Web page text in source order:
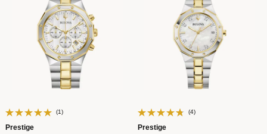
(1)
Prestige
(4)
Prestige